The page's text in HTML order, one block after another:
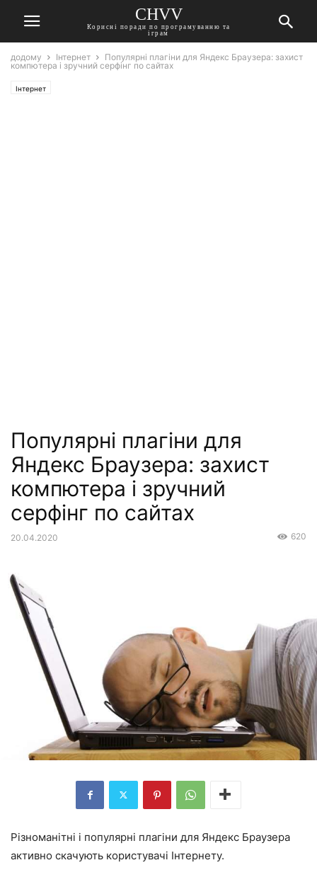
CHVV
Корисні поради по програмуванню та
іграм
додому Інтернет
Популярні плагіни для Яндекс Браузера: захист
компютера і зручний серфінг по сайтах
Інтернет
Популярні плагіни для
Яндекс Браузера: захист
компютера і зручний
серфінг по сайтах
20.04.2020 620
Різноманітні і популярні плагіни для Яндекс Браузера
активно скачують користувачі Інтернету.